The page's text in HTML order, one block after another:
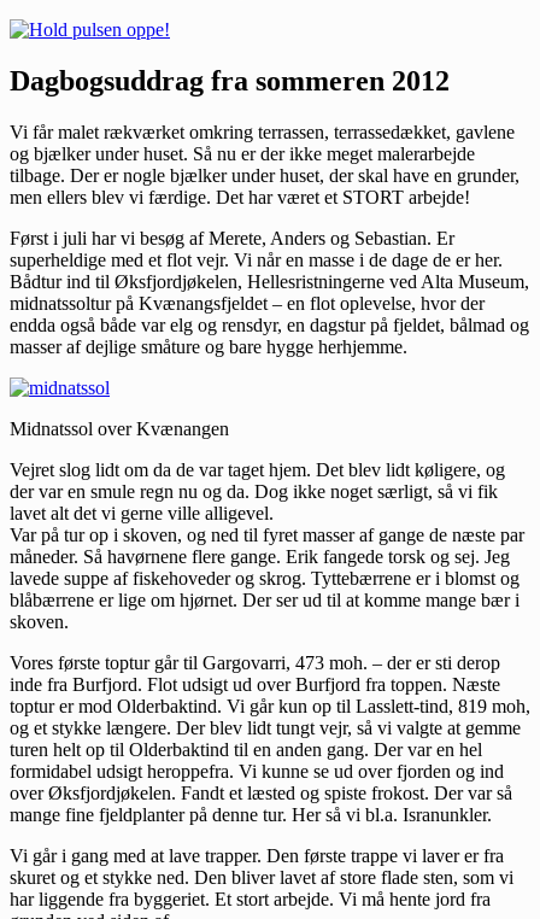
Dagbogsuddrag fra sommeren 2012
Vi får malet rækværket omkring terrassen, terrassedækket, gavlene
og bjælker under huset. Så nu er der ikke meget malerarbejde
tilbage. Der er nogle bjælker under huset, der skal have en grunder,
men ellers blev vi færdige. Det har været et STORT arbejde!
Først i juli har vi besøg af Merete, Anders og Sebastian. Er
superheldige med et flot vejr. Vi når en masse i de dage de er her.
Bådtur ind til Øksfjordjøkelen, Hellesristningerne ved Alta Museum,
midnatssoltur på Kvænangsfjeldet – en flot oplevelse, hvor der
endda også både var elg og rensdyr, en dagstur på fjeldet, bålmad og
masser af dejlige småture og bare hygge herhjemme.
Midnatssol over Kvænangen
Vejret slog lidt om da de var taget hjem. Det blev lidt køligere, og
der var en smule regn nu og da. Dog ikke noget særligt, så vi fik
lavet alt det vi gerne ville alligevel.
Var på tur op i skoven, og ned til fyret masser af gange de næste par
måneder. Så havørnene flere gange. Erik fangede torsk og sej. Jeg
lavede suppe af fiskehoveder og skrog. Tyttebærrene er i blomst og
blåbærrene er lige om hjørnet. Der ser ud til at komme mange bær i
skoven.
Vores første toptur går til Gargovarri, 473 moh. – der er sti derop
inde fra Burfjord. Flot udsigt ud over Burfjord fra toppen. Næste
toptur er mod Olderbaktind. Vi går kun op til Lasslett-tind, 819 moh,
og et stykke længere. Der blev lidt tungt vejr, så vi valgte at gemme
turen helt op til Olderbaktind til en anden gang. Der var en hel
formidabel udsigt heroppefra. Vi kunne se ud over fjorden og ind
over Øksfjordjøkelen. Fandt et læsted og spiste frokost. Der var så
mange fine fjeldplanter på denne tur. Her så vi bl.a. Isranunkler.
Vi går i gang med at lave trapper. Den første trappe vi laver er fra
skuret og et stykke ned. Den bliver lavet af store flade sten, som vi
har liggende fra byggeriet. Et stort arbejde. Vi må hente jord fra